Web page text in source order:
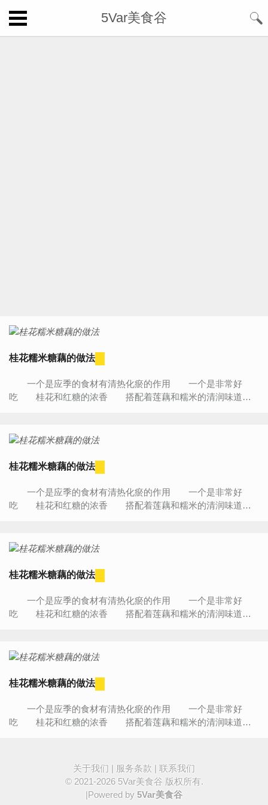
5Var美食谷
桂花糯米糖藕的做法
一个是应季的食材有清热化瘀的作用 一个是非常好
吃 桂花和红糖的浓香 搭配着莲藕和糯米的清润味道相
桂花糯米糖藕的做法
一个是应季的食材有清热化瘀的作用 一个是非常好
吃 桂花和红糖的浓香 搭配着莲藕和糯米的清润味道相
桂花糯米糖藕的做法
一个是应季的食材有清热化瘀的作用 一个是非常好
吃 桂花和红糖的浓香 搭配着莲藕和糯米的清润味道相
桂花糯米糖藕的做法
一个是应季的食材有清热化瘀的作用 一个是非常好
吃 桂花和红糖的浓香 搭配着莲藕和糯米的清润味道相
关于我们 | 服务条款 | 联系我们
© 2021-2026 5Var美食谷 版权所有.
|Powered by 5Var美食谷